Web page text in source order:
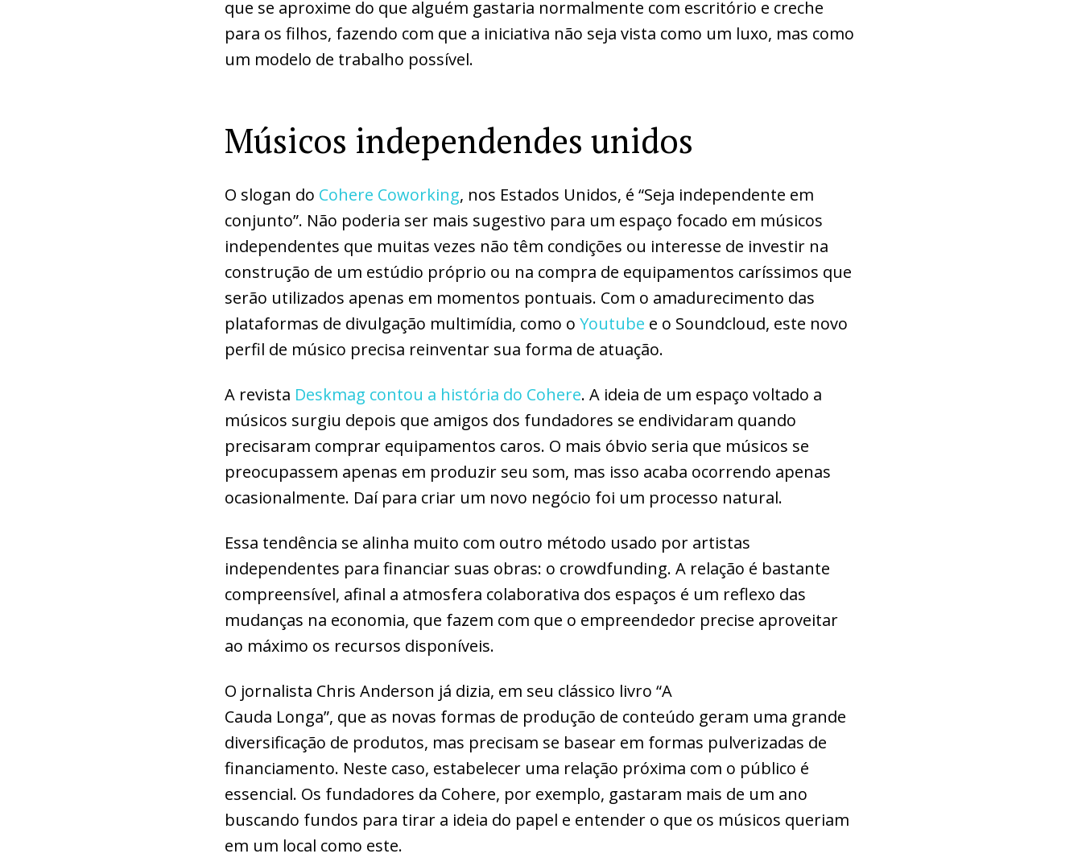
que se aproxime do que alguém gastaria normalmente com escritório e creche
para os filhos, fazendo com que a iniciativa não seja vista como um luxo, mas como
um modelo de trabalho possível.
Músicos independendes unidos
O slogan do Cohere Coworking, nos Estados Unidos, é “Seja independente em
conjunto”. Não poderia ser mais sugestivo para um espaço focado em músicos
independentes que muitas vezes não têm condições ou interesse de investir na
construção de um estúdio próprio ou na compra de equipamentos caríssimos que
serão utilizados apenas em momentos pontuais. Com o amadurecimento das
plataformas de divulgação multimídia, como o Youtube e o Soundcloud, este novo
perfil de músico precisa reinventar sua forma de atuação.
A revista Deskmag contou a história do Cohere. A ideia de um espaço voltado a
músicos surgiu depois que amigos dos fundadores se endividaram quando
precisaram comprar equipamentos caros. O mais óbvio seria que músicos se
preocupassem apenas em produzir seu som, mas isso acaba ocorrendo apenas
ocasionalmente. Daí para criar um novo negócio foi um processo natural.
Essa tendência se alinha muito com outro método usado por artistas
independentes para financiar suas obras: o crowdfunding. A relação é bastante
compreensível, afinal a atmosfera colaborativa dos espaços é um reflexo das
mudanças na economia, que fazem com que o empreendedor precise aproveitar
ao máximo os recursos disponíveis.
O jornalista Chris Anderson já dizia, em seu clássico livro “A
Cauda Longa”, que as novas formas de produção de conteúdo geram uma grande
diversificação de produtos, mas precisam se basear em formas pulverizadas de
financiamento. Neste caso, estabelecer uma relação próxima com o público é
essencial. Os fundadores da Cohere, por exemplo, gastaram mais de um ano
buscando fundos para tirar a ideia do papel e entender o que os músicos queriam
em um local como este.